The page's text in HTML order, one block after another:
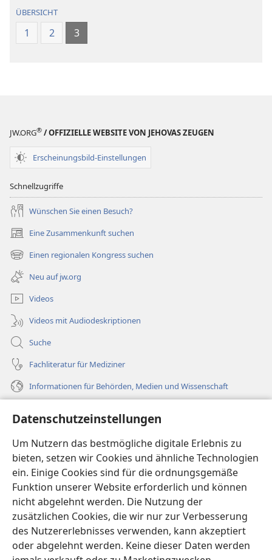
Datenschutzeinstellungen
Um Nutzern das bestmögliche digitale Erlebnis zu
bieten, setzen wir Cookies und ähnliche Technologien
ein. Einige Cookies sind für die ordnungsgemäße
Funktion unserer Website erforderlich und können
nicht abgelehnt werden. Die Nutzung der
zusätzlichen Cookies, die wir nur zur Verbesserung
des Nutzererlebnisses verwenden, kann akzeptiert
oder abgelehnt werden. Keine dieser Daten werden
ÜBERSICHT
1 2 3
JW.ORG® / OFFIZIELLE WEBSITE VON JEHOVAS ZEUGEN
Erscheinungsbild-Einstellungen
Schnellzugriffe
Wünschen Sie einen Besuch?
Eine Zusammenkunft suchen
(öffnet
neues
Fenster)
Einen regionalen Kongress suchen
(öffnet
neues
Fenster)
Neu auf jw.org
Videos
Videos mit Audiodeskriptionen
Suche
Fachliteratur für Mediziner
Informationen für Behörden, Medien und Wissenschaft
Spenden
(öffnet
neues
Fenster)Wachtturm ONLINE-BIBLIOTHEK
(öffnet
neues
Fenster)JW Hub®
(öffnet
neues
Fenster)JW Library
Watchtower Library ®